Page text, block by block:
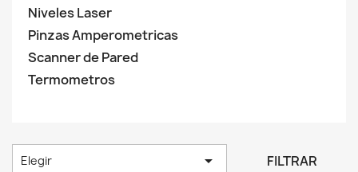
Niveles Laser
Pinzas Amperometricas
Scanner de Pared
Termometros
Elegir  FILTRAR